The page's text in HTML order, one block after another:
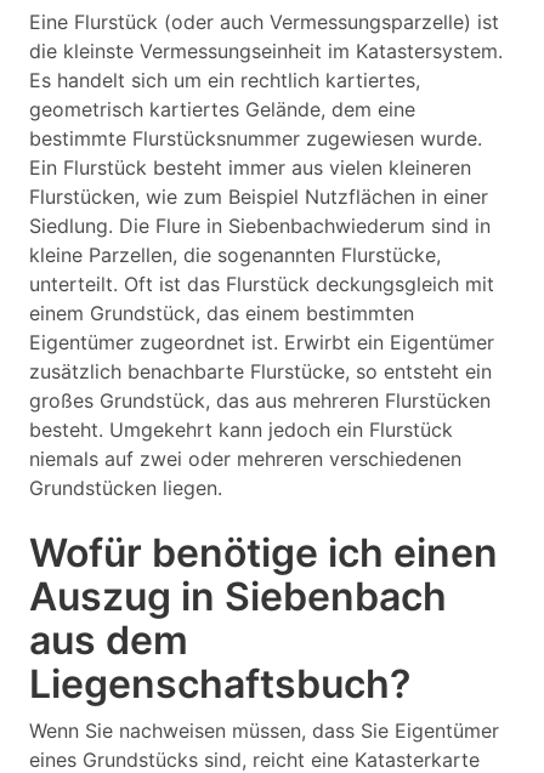
Eine Flurstück (oder auch Vermessungsparzelle) ist
die kleinste Vermessungseinheit im Katastersystem.
Es handelt sich um ein rechtlich kartiertes,
geometrisch kartiertes Gelände, dem eine
bestimmte Flurstücksnummer zugewiesen wurde.
Ein Flurstück besteht immer aus vielen kleineren
Flurstücken, wie zum Beispiel Nutzflächen in einer
Siedlung. Die Flure in Siebenbachwiederum sind in
kleine Parzellen, die sogenannten Flurstücke,
unterteilt. Oft ist das Flurstück deckungsgleich mit
einem Grundstück, das einem bestimmten
Eigentümer zugeordnet ist. Erwirbt ein Eigentümer
zusätzlich benachbarte Flurstücke, so entsteht ein
großes Grundstück, das aus mehreren Flurstücken
besteht. Umgekehrt kann jedoch ein Flurstück
niemals auf zwei oder mehreren verschiedenen
Grundstücken liegen.
Wofür benötige ich einen
Auszug in Siebenbach
aus dem
Liegenschaftsbuch?
Wenn Sie nachweisen müssen, dass Sie Eigentümer
eines Grundstücks sind, reicht eine Katasterkarte